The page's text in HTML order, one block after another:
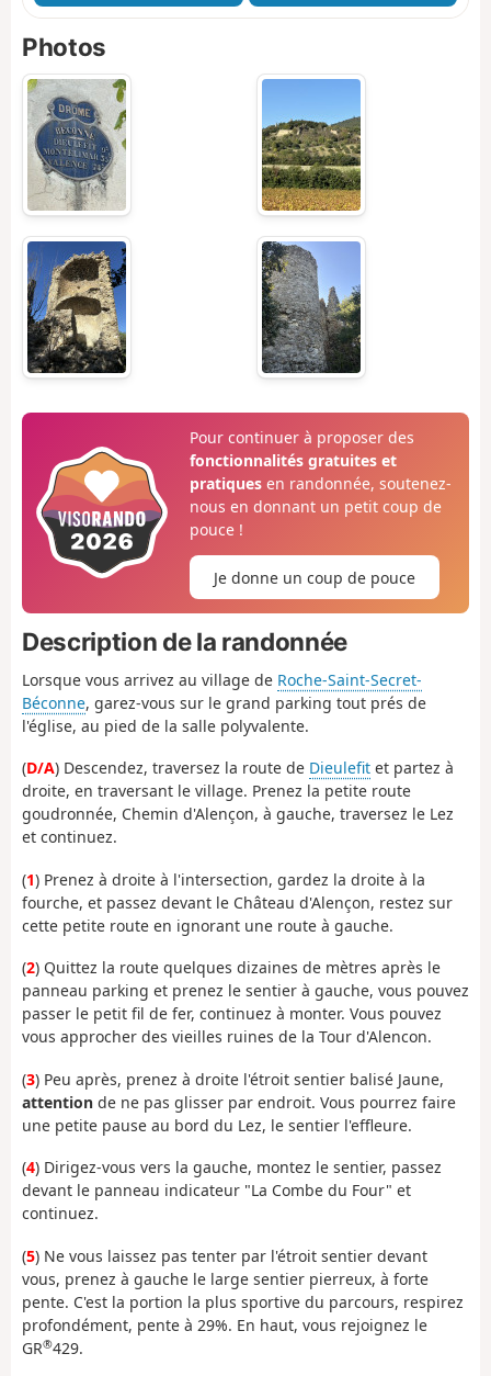
Photos
Pour continuer à proposer des
fonctionnalités gratuites et
pratiquesen randonnée, soutenez-
nous en donnant un petit coup de
pouce !
Je donne un coup de pouce
Description de la randonnée
Lorsque vous arrivez au village de Roche-Saint-Secret-
Béconne, garez-vous sur le grand parking tout prés de
l'église, au pied de la salle polyvalente.
(D/A) Descendez, traversez la route de Dieulefit et partez à
droite, en traversant le village. Prenez la petite route
goudronnée, Chemin d'Alençon, à gauche, traversez le Lez
et continuez.
(1) Prenez à droite à l'intersection, gardez la droite à la
fourche, et passez devant le Château d'Alençon, restez sur
cette petite route en ignorant une route à gauche.
(2) Quittez la route quelques dizaines de mètres après le
panneau parking et prenez le sentier à gauche, vous pouvez
passer le petit fil de fer, continuez à monter. Vous pouvez
vous approcher des vieilles ruines de la Tour d'Alencon.
(3) Peu après, prenez à droite l'étroit sentier balisé Jaune,
attention de ne pas glisser par endroit. Vous pourrez faire
une petite pause au bord du Lez, le sentier l'effleure.
(4) Dirigez-vous vers la gauche, montez le sentier, passez
devant le panneau indicateur "La Combe du Four" et
continuez.
(5) Ne vous laissez pas tenter par l'étroit sentier devant
vous, prenez à gauche le large sentier pierreux, à forte
pente. C'est la portion la plus sportive du parcours, respirez
profondément, pente à 29%. En haut, vous rejoignez le
GR®429.